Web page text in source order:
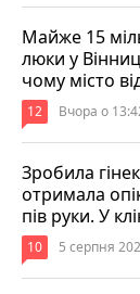
Майже 15
люки у
чому місто
12 Вчора о
Зробила
отримала
пів руки. У
10 5 серпня